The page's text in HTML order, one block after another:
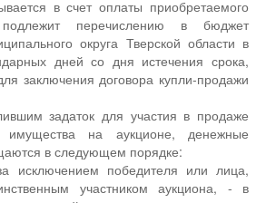
в счет оплаты приобретаемого
перечислению в бюджет
округа Тверской области в
дней со дня истечения срока,
заключения договора купли-продажи
задаток для участия в продаже
имущества на аукционе, денежные
в следующем порядке:
исключением победителя или лица,
участником аукциона, - в